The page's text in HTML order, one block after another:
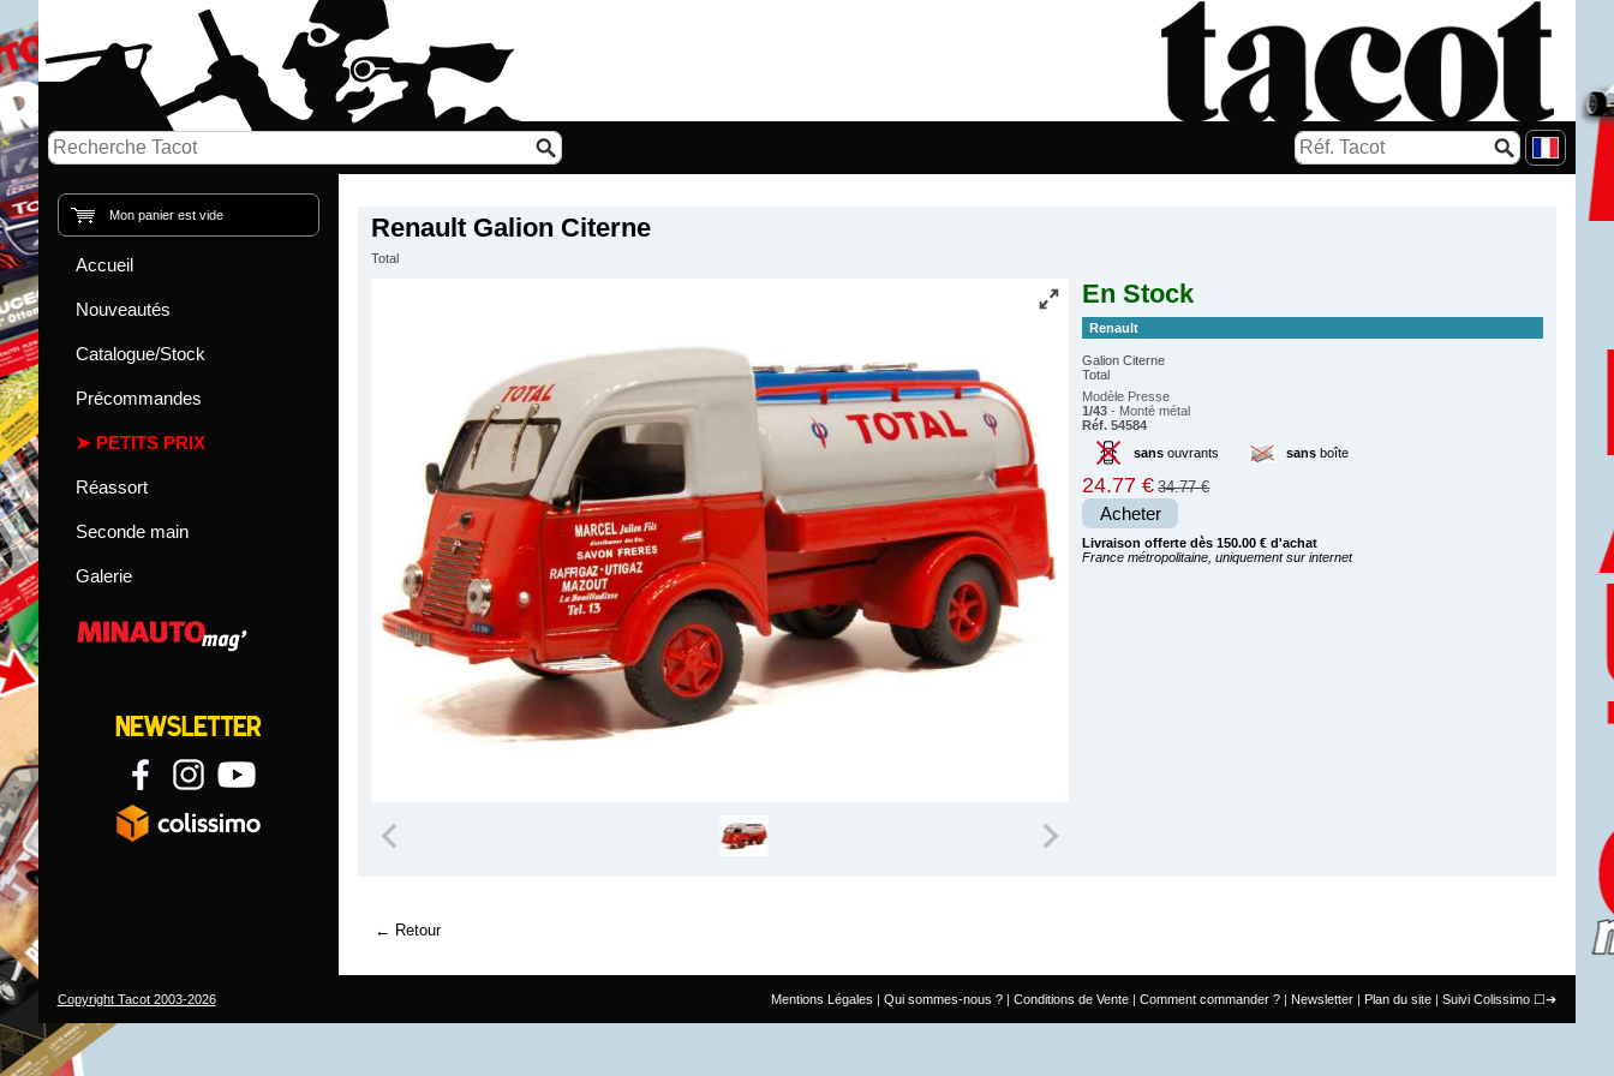
Renault Galion Citerne
Total
En Stock
Renault
Galion Citerne
Total
Modèle Presse
1/43 - Monté métal
Réf. 54584
sansouvrants sans boîte
24.77 € 34.77 €
Acheter
Livraison offerte dès 150.00 € d'achat
France métropolitaine, uniquement sur internet
Retour
Mon panier est vide
Accueil
Nouveautés
Catalogue/Stock
Précommandes
PETITS PRIX
Réassort
Seconde main
Galerie
Mentions Légales Qui sommes-nous ? Conditions de Vente Comment commander ? Newsletter Plan du site Suivi Colissimo
Copyright Tacot 2003-2026